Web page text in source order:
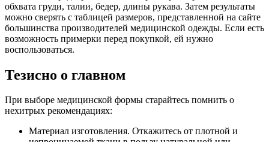
обхвата груди, талии, бедер, длины рукава. Затем результаты
можно сверять с таблицей размеров, представленной на сайте
большинства производителей медицинской одежды. Если есть
возможность примерки перед покупкой, ей нужно
воспользоваться.
Тезисно о главном
При выборе медицинской формы старайтесь помнить о
нехитрых рекомендациях:
Материал изготовления. Откажитесь от плотной и